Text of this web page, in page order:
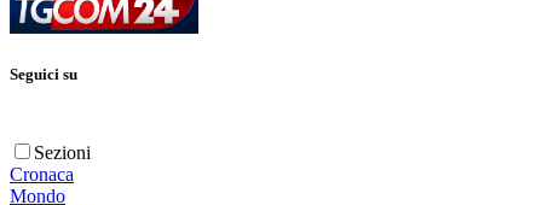
Seguici su
Sezioni
Cronaca
Mondo